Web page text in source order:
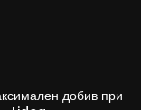
добив при